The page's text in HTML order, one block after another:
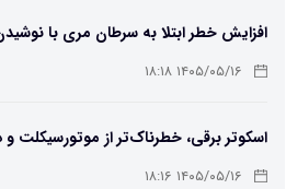
افزایش خطر ابتلا به سرطان مری با
دمای ۶۵ درجه۱۴۰۵/۰۵/۱۶ ۱۸:۱۸
اسکوتر برقی، خطرناک‌تر از موتورسیکلت
۱۴۰۵/۰۵/۱۶ ۱۸:۱۶